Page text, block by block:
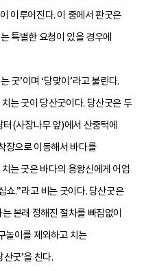
이루어진다. 이 중에서 판굿은
특별한 요청이 있을 경우에
굿’이며 ‘당맞이’라고 불린다.
는 굿이 당산굿이다. 당산굿은 두
(사장나무 앞)에서 산중턱에
장으로 이동해서 바다를
는 굿은 바다의 용왕신에게 어업
쇼.”라고 비는 굿이다. 당산굿은
본래 정해진 절차를 빠짐없이
놀이를 제외하고 치는
산굿’을 친다.